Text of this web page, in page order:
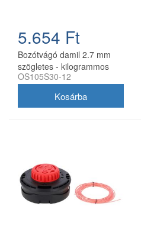
5.654 Ft
Bozótvágó damil 2.7 mm
szögletes - kilogrammos
kiszerelés
OS105S30-12